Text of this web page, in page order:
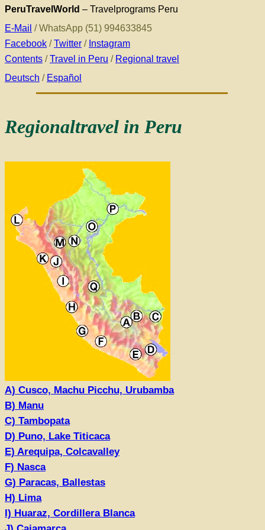
PeruTravelWorld – Travelprograms Peru
E-Mail / WhatsApp (51) 994633845
Facebook /Twitter / Instagram
Contents /Travel in Peru / Regional travel
Deutsch / Español
Regionaltravel in Peru
A) Cusco, Machu Picchu, Urubamba
B) Manu
C) Tambopata
D) Puno, Lake Titicaca
E) Arequipa, Colcavalley
F) Nasca
G) Paracas, Ballestas
H) Lima
I) Huaraz, Cordillera Blanca